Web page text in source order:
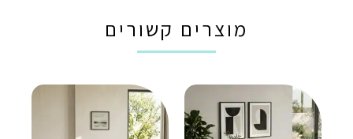
מוצרים קשורים